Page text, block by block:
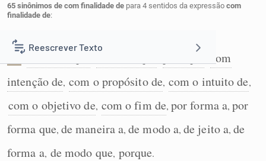
Reescrever Texto
Resumir Texto
Corrigir Texto
Detector de IA
65 sinônimos de com finalidade de para 4 sentidos da expressão com
finalidade de:
Indica a finalidade de determinada ação:
com
intenção de, com o propósito de, com o intuito de,
com o objetivo de, com o fim de, por forma a,por
forma que, de maneira a,de modo a,de jeito a,de
forma a, de modo que, porque.